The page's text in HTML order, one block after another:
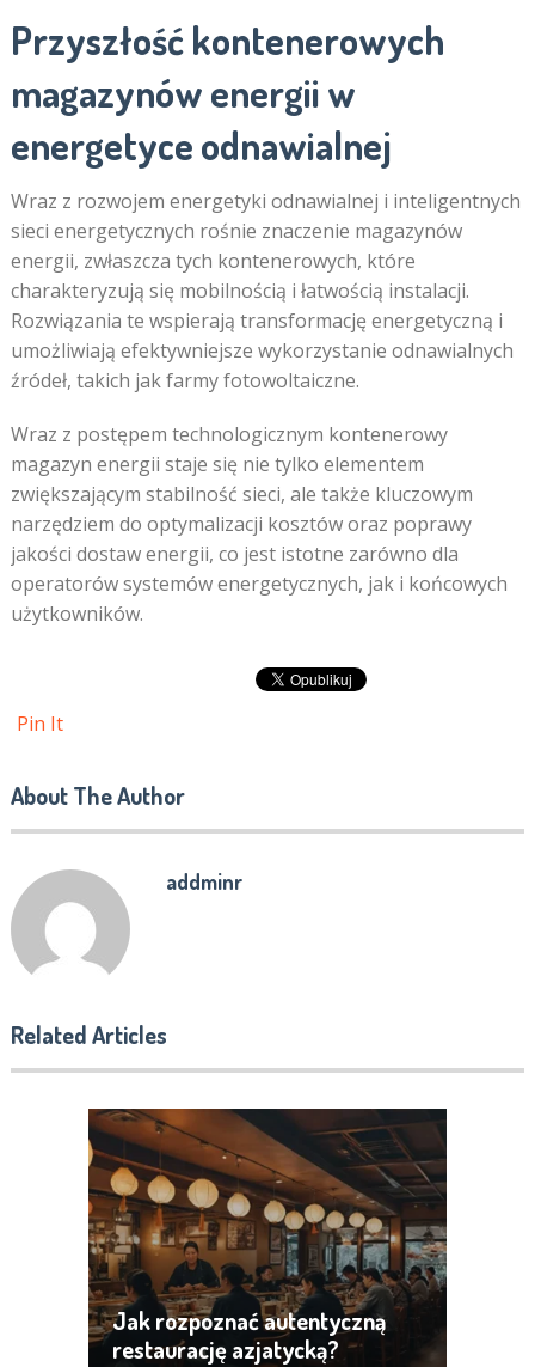
Przyszłość kontenerowych
magazynów energii w
energetyce odnawialnej
Wraz z rozwojem energetyki odnawialnej i inteligentnych
sieci energetycznych rośnie znaczenie magazynów
energii, zwłaszcza tych kontenerowych, które
charakteryzują się mobilnością i łatwością instalacji.
Rozwiązania te wspierają transformację energetyczną i
umożliwiają efektywniejsze wykorzystanie odnawialnych
źródeł, takich jak farmy fotowoltaiczne.
Wraz z postępem technologicznym kontenerowy
magazyn energii staje się nie tylko elementem
zwiększającym stabilność sieci, ale także kluczowym
narzędziem do optymalizacji kosztów oraz poprawy
jakości dostaw energii, co jest istotne zarówno dla
operatorów systemów energetycznych, jak i końcowych
użytkowników.
Pin It
About The Author
addminr
Related Articles
Jak rozpoznać autentyczną
restaurację azjatycką?